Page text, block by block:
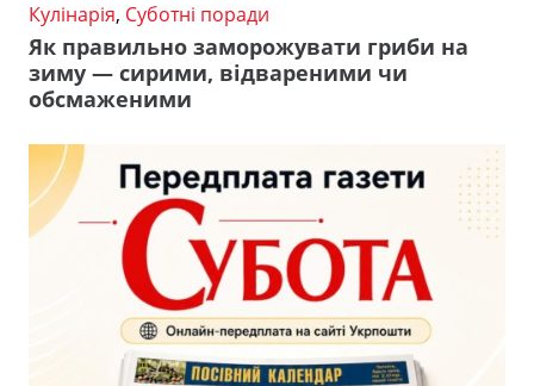
Кулінарія, Суботні поради
Як правильно заморожувати гриби на
зиму — сирими, відвареними чи
обсмаженими